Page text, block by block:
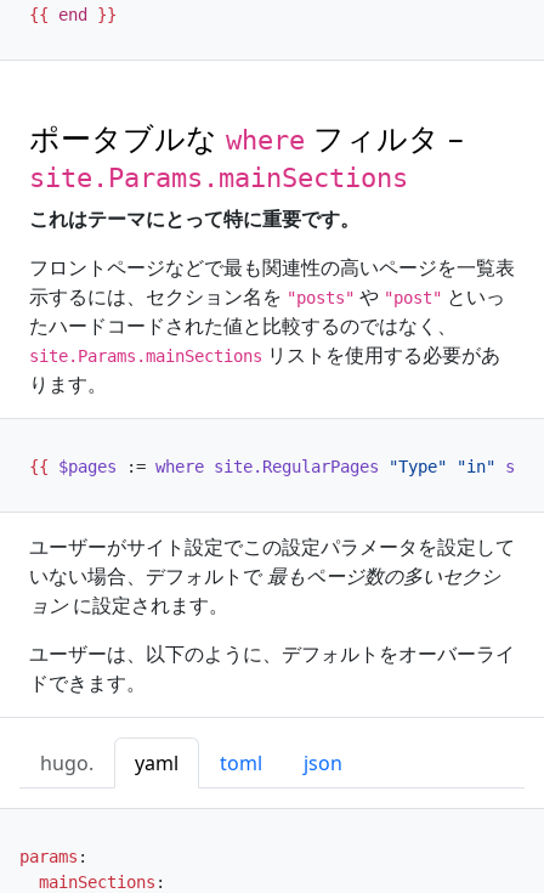
{{
end }}
ポータブルな where フィルタ –
site.Params.mainSections
これはテーマにとって特に重要です。
フロントページなどで最も関連性の高いページを一覧表
示するには、セクション名を "posts" や "post" といっ
たハードコードされた値と比較するのではなく、
site.Params.mainSections リストを使用する必要があ
ります。
{{ $pages := where site.RegularPages "Type" "in" site
ユーザーがサイト設定でこの設定パラメータを設定して
いない場合、デフォルトで最もページ数の多いセクシ
ョンに設定されます。
ユーザーは、以下のように、デフォルトをオーバーライ
ドできます。
hugo. yaml toml json
params :
mainSections :